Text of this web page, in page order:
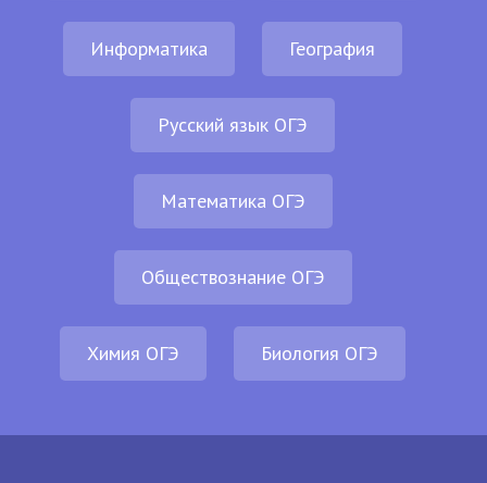
Информатика География
Русский язык ОГЭ
Математика ОГЭ
Обществознание ОГЭ
Химия ОГЭ Биология ОГЭ